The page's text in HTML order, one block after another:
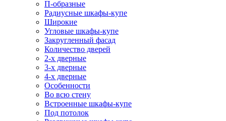
П-образные
Радиусные шкафы-купе
Широкие
Угловые шкафы-купе
Закругленный фасад
Количество дверей
2-х дверные
3-х дверные
4-х дверные
Особенности
Во всю стену
Встроенные шкафы-купе
Под потолок